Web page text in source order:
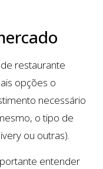
restaurante
opções o
necessário
o tipo de
ou outras).
entender